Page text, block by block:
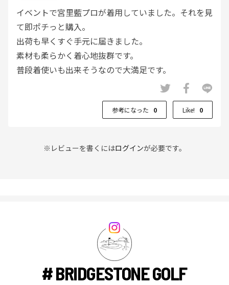
イベントで宮里藍プロが着用していました。それを見
て即ポチっと購入。
出荷も早くすぐ手元に届きました。
素材も柔らかく着心地抜群です。
普段着使いも出来そうなので大満足です。
参考になった 0 Like! 0
※レビューを書くにはログインが必要です。
# BRIDGESTONE GOLF